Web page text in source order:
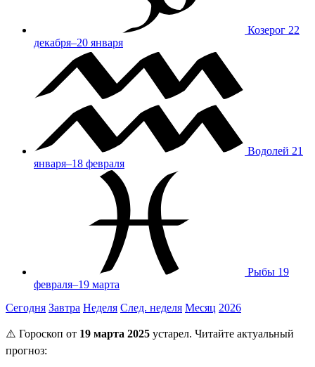
Козерог 22
декабря–20 января
Водолей 21
января–18 февраля
Рыбы 19
февраля–19 марта
Сегодня Завтра Неделя След. неделя Месяц 2026
⚠️ Гороскоп от 19 марта 2025 устарел. Читайте актуальный
прогноз: